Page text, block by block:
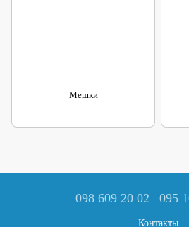
Мешки
098 609 20 02 095
Контакты